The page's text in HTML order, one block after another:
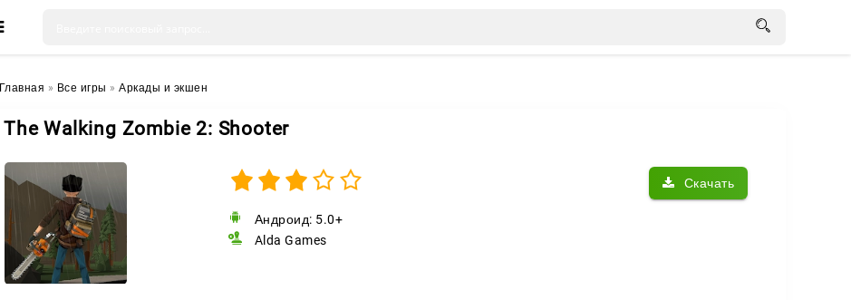
Главная » Все игры » Аркады и экшен
The Walking Zombie 2: Shooter
Скачать
Андроид: 5.0+
Alda Games